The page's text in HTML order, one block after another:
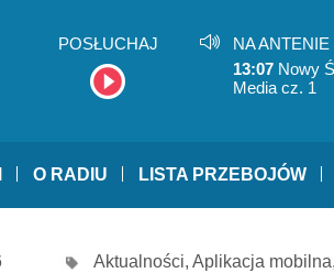
POSŁUCHAJ
NA ANTENIE
13:07 Nowy
Media cz. 1
O RADIU LISTA PRZEBOJÓW
Aktualności, Aplikacja mobilna,